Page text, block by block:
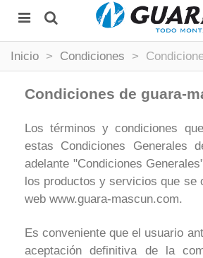
Inicio > Condiciones >
Condiciones de guara-
Los términos y condiciones
estas Condiciones Generales
adelante "Condiciones
los productos y servicios que se
web www.guara-mascun.com.
Es conveniente que el usuario
aceptación definitiva de la